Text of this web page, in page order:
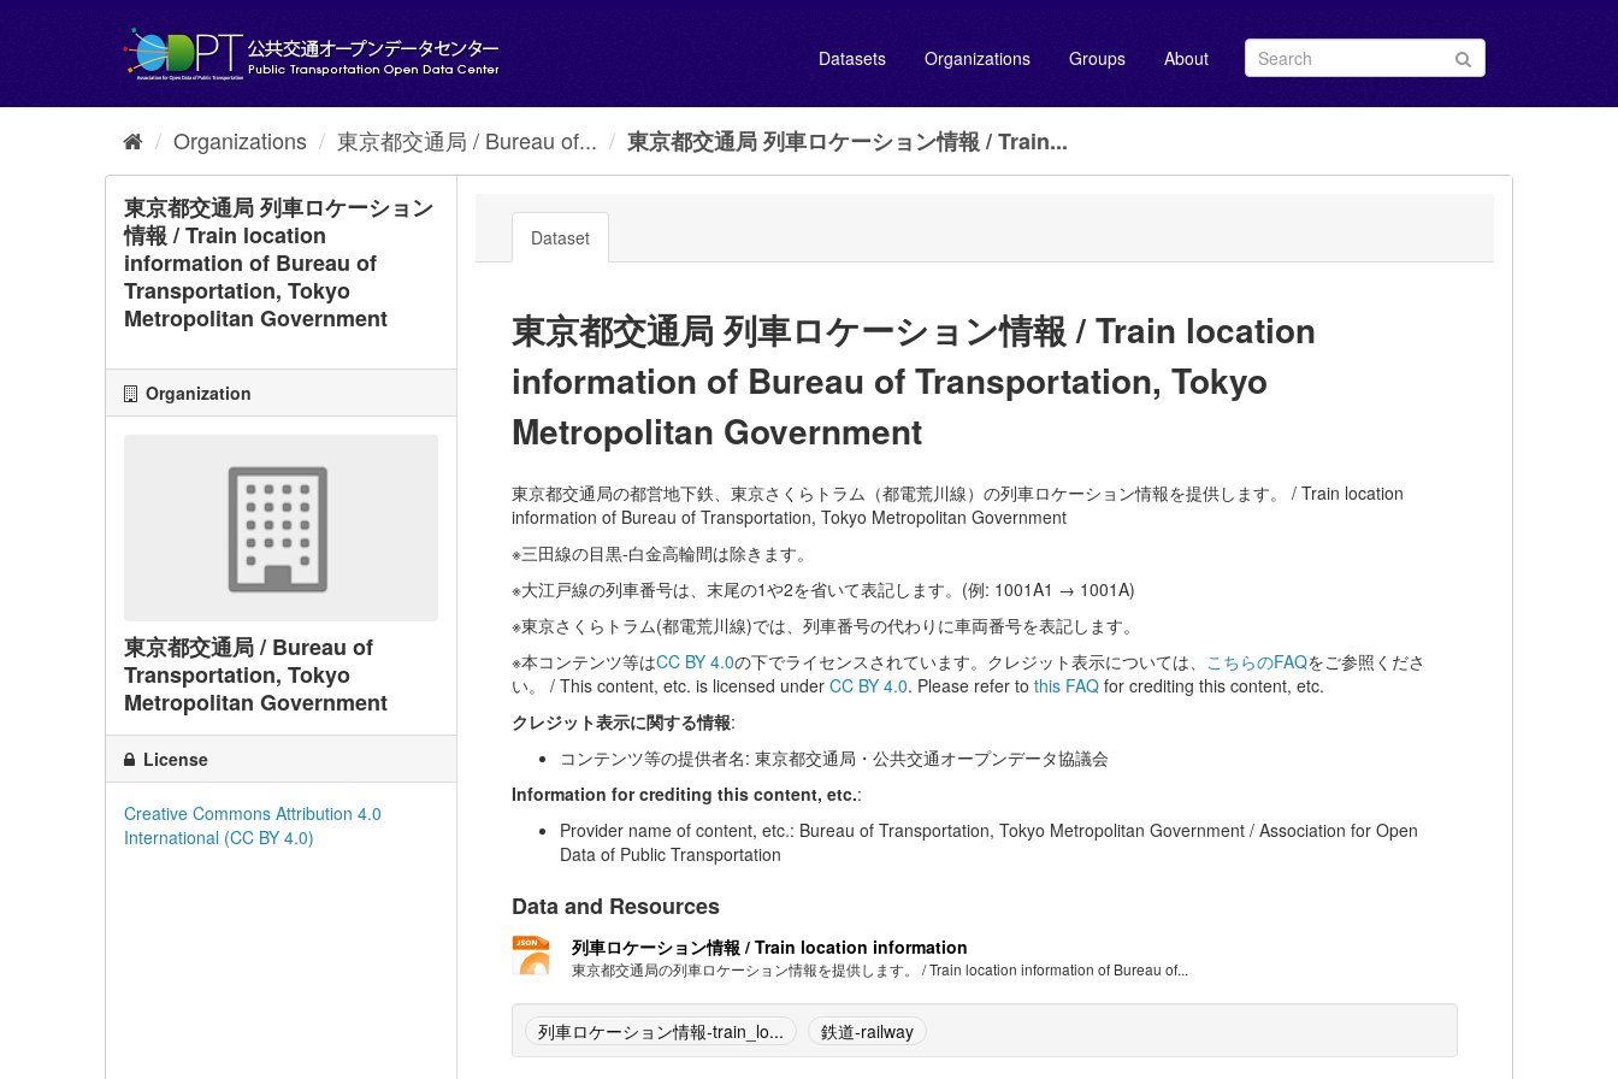
Datasets Organizations Groups About
Organizations 東京都交通局 / Bureau of... 東京都交通局 列車ロケーション情報 / Train...
東京都交通局 列車ロケーション
情報 / Train location
information of Bureau of
Transportation, Tokyo
Metropolitan Government
Organization
東京都交通局 / Bureau of
Transportation, Tokyo
Metropolitan Government
License
Creative Commons Attribution 4.0
International (CC BY 4.0)
Dataset
東京都交通局 列車ロケーション情報 / Train location
information of Bureau of Transportation, Tokyo
Metropolitan Government
東京都交通局の都営地下鉄、東京さくらトラム（都電荒川線）の列車ロケーション情報を提供します。 / Train location
information of Bureau of Transportation, Tokyo Metropolitan Government
※三田線の目黒-白金高輪間は除きます。
※大江戸線の列車番号は、末尾の1や2を省いて表記します。(例: 1001A1 → 1001A)
※東京さくらトラム(都電荒川線)では、列車番号の代わりに車両番号を表記します。
※本コンテンツ等はCC BY 4.0の下でライセンスされています。クレジット表示については、 こちらのFAQをご参照くださ
い。 / This content, etc. is licensed under CC BY 4.0. Please refer to this FAQ for crediting this content, etc.
クレジット表示に関する情報:
コンテンツ等の提供者名: 東京都交通局・公共交通オープンデータ協議会
Information for crediting this content, etc.:
Provider name of content, etc.: Bureau of Transportation, Tokyo Metropolitan Government / Association for Open
Data of Public Transportation
Data and Resources
列車ロケーション情報 / Train location information
東京都交通局の列車ロケーション情報を提供します。 / Train location information of Bureau of...
列車ロケーション情報-train_lo... 鉄道-railway